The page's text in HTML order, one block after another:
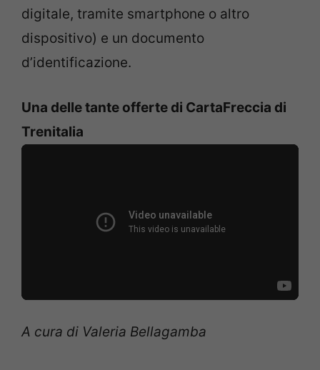
digitale, tramite smartphone o altro
dispositivo) e un documento
d’identificazione.
Una delle tante offerte di CartaFreccia di
Trenitalia
A cura di Valeria Bellagamba